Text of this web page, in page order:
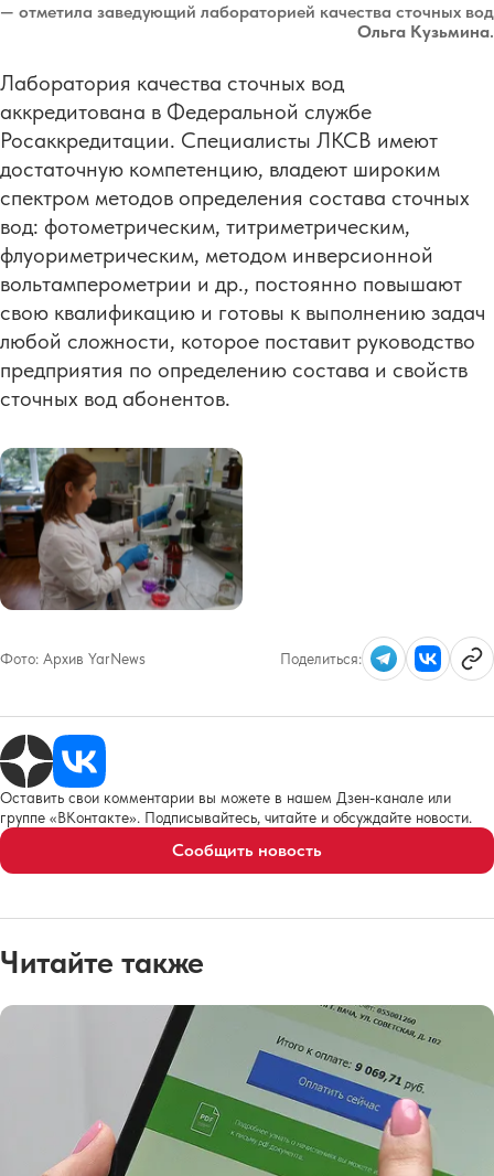
— отметила заведующий лабораторией качества сточных вод
Ольга Кузьмина.
Лаборатория качества сточных вод
аккредитована в Федеральной службе
Росаккредитации. Специалисты ЛКСВ имеют
достаточную компетенцию, владеют широким
спектром методов определения состава сточных
вод: фотометрическим, титриметрическим,
флуориметрическим, методом инверсионной
вольтамперометрии и др., постоянно повышают
свою квалификацию и готовы к выполнению задач
любой сложности, которое поставит руководство
предприятия по определению состава и свойств
сточных вод абонентов.
Фото: Архив YarNews Поделиться:
Оставить свои комментарии вы можете в нашем Дзен-канале или
группе «ВКонтакте». Подписывайтесь, читайте и обсуждайте новости.
Сообщить новость
Читайте также